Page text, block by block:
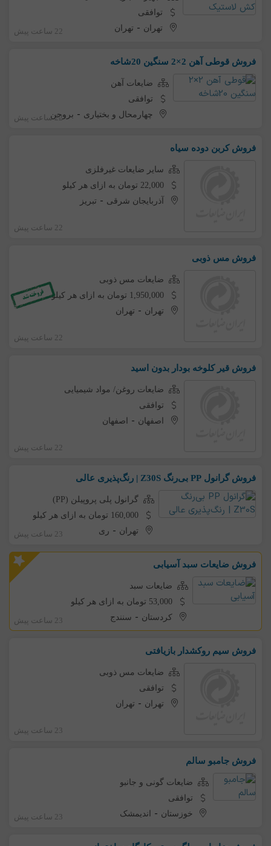
توافقی
تهران - تهران 22 ساعت پیش
فروش قوطی آهن 2×2 سنگین 20شاخه
ضایعات آهن
توافقی
چهارمحال و بختیاری - بروجن
22 ساعت پیش
فروش کربن دوده سیاه
سایر ضایعات غیرفلزی
22,000 تومان به ازای هر کیلو
آذربایجان شرقی - تبریز
22 ساعت پیش
فروش مس ذوبی
ضایعات مس ذوبی
1,950,000 تومان به ازای هر کیلو
تهران - تهران
22 ساعت پیش
فروش قیر کلوخه بودار بدون اسید
ضایعات روغن/ مواد شیمیایی
توافقی
اصفهان - اصفهان
22 ساعت پیش
فروش گرانول PP بی‌رنگ Z30S | رنگ‌پذیری عالی
گرانول پلی پروپیلن (PP)
160,000 تومان به ازای هر کیلو
تهران - ری 23 ساعت پیش
فروش ضایعات سبد آسیابی
ضایعات سبد
53,000 تومان به ازای هر کیلو
کردستان - سنندج 23 ساعت پیش
فروش سیم روکشدار بازیافتی
ضایعات مس ذوبی
توافقی
تهران - تهران
23 ساعت پیش
فروش جامبو سالم
ضایعات گونی و جانبو
توافقی
خوزستان - اندیمشک 23 ساعت پیش